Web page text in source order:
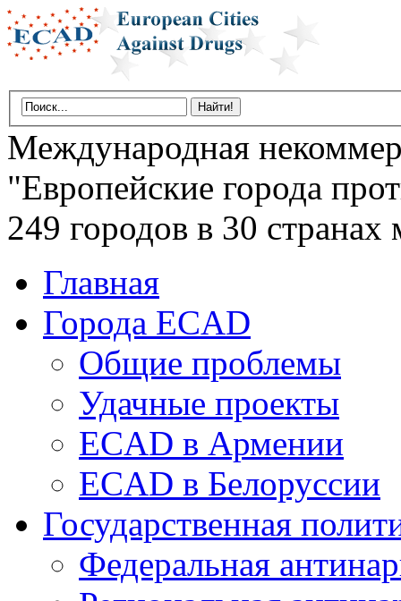
Международная
"Европейские города
249 городов в 30
Главная
Города ECAD
Общие проблемы
Удачные проекты
ECAD в Армении
ECAD в Белоруссии
Государственная
Федеральная